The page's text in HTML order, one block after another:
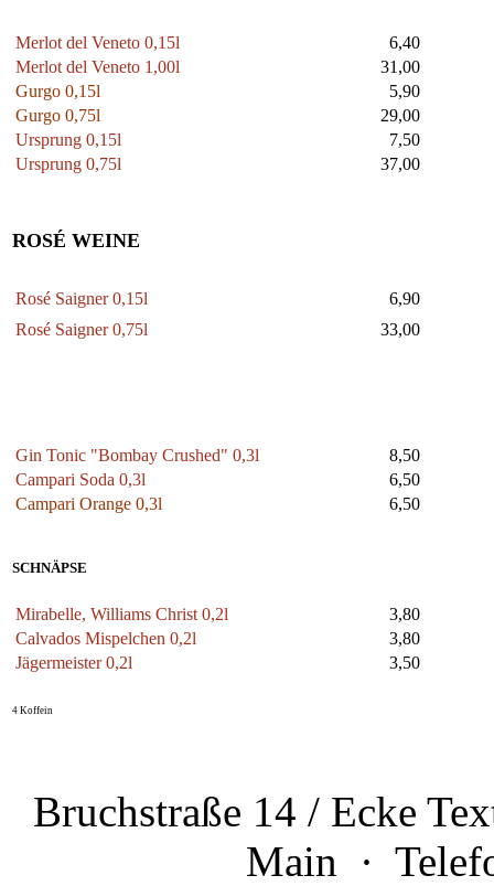
Merlot del Veneto 0,15l
6,40
Merlot del Veneto 1,00l
31,00
Gurgo 0,15l
5,90
Gurgo 0,75l
29,00
Ursprung 0,15l
7,50
Ursprung 0,75l
37,00
ROSÉ WEINE
Rosé Saigner 0,15l
6,90
Rosé Saigner 0,75l
33,00
Gin Tonic "Bombay Crushed" 0,3l
8,50
Campari Soda 0,3l
6,50
Campari Orange 0,3l
6,50
SCHNÄPSE
Mirabelle, Williams Christ 0,2l
3,80
Calvados Mispelchen 0,2l
3,80
Jägermeister 0,2l
3,50
4 Koffein
Bruchstraße 14 / Ecke
Main ·